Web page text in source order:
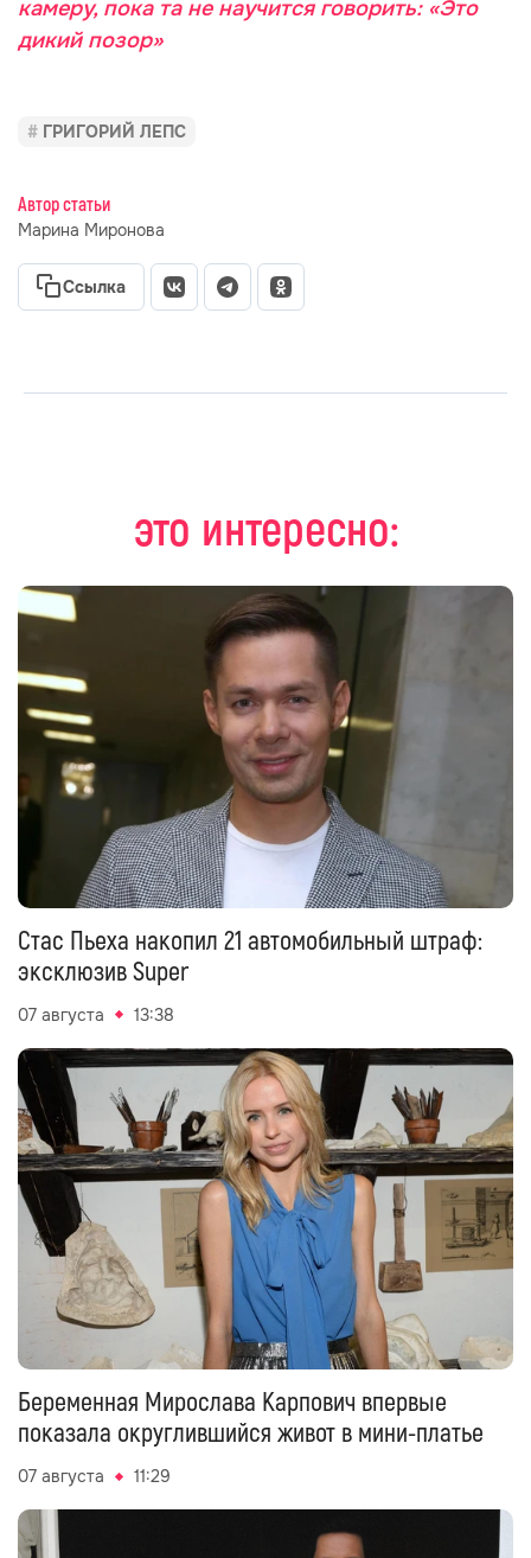
камеру, пока та не научится говорить: «Это
дикий позор»
ГРИГОРИЙ ЛЕПС
Автор статьи
Марина Миронова
Ссылка
это интересно:
Стас Пьеха накопил 21 автомобильный штраф:
эксклюзив Super
07 августа 13:38
Беременная Мирослава Карпович впервые
показала округлившийся живот в мини-платье
07 августа 11:29